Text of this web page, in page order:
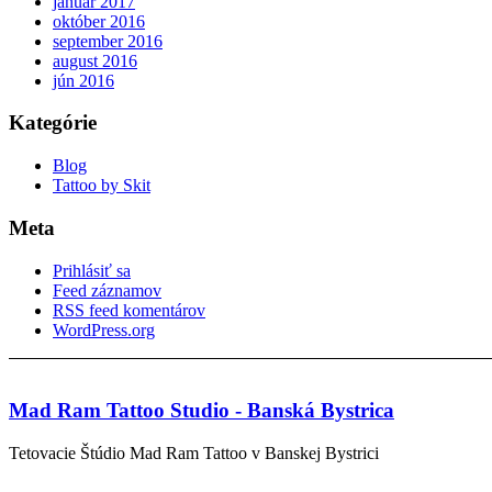
október 2016
september 2016
august 2016
jún 2016
Kategórie
Blog
Tattoo by Skit
Meta
Prihlásiť sa
Feed záznamov
RSS feed komentárov
WordPress.org
Mad Ram Tattoo Studio - Banská Bystrica
Tetovacie Štúdio Mad Ram Tattoo v Banskej Bystrici